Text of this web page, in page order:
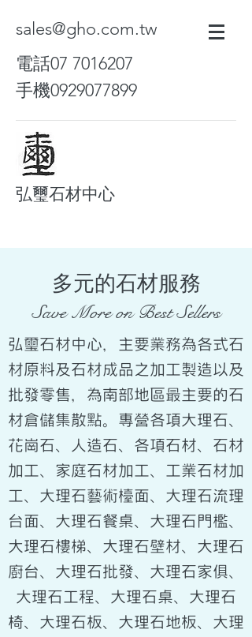
sales@gho.com.tw
電話07 7016207
手機0929077899
弘璽石材中心
​多元的石材服務
Save More on Best Sellers
弘璽石材中心，主要業務為各式石
材原料及石材成品之加工製造以及
批發零售，為南部地區最主要的石
材倉儲集散點。專營各項大理石、
花崗石、人造石、各項石材、石材
加工、家庭石材加工、工業石材加
工、大理石藝術檯面、大理石流理
台面、大理石餐桌、大理石門檻、
大理石樓梯、大理石壁材、大理石
廚台、大理石批發、大理石家俱、
大理石工程、大理石桌、大理石
椅、大理石板、大理石地板、大理